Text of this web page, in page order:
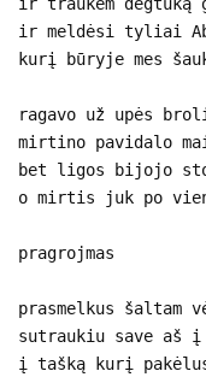
ir meldėsi tyliai
kurį būryje mes
ragavo už upės
mirtino pavidalo
bet ligos bijojo
o mirtis juk po
pragrojmas
prasmelkus šaltam
sutraukiu save aš į
į tašką kurį